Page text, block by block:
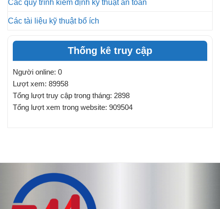
Các quy trình kiểm định kỹ thuật an toàn
Các tài liệu kỹ thuật bổ ích
Thống kê truy cập
Người online: 0
Lượt xem: 89958
Tổng lượt truy cập trong tháng: 2898
Tổng lượt xem trong website: 909504